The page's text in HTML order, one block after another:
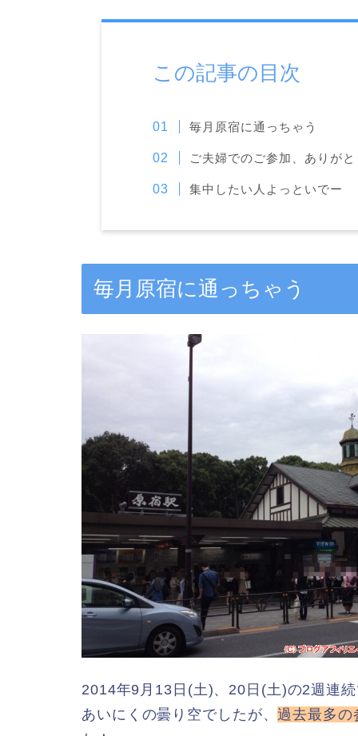
この記事の目次
毎月原宿に通っちゃう
ご夫婦でのご参加、ありが
集中したい人よっといでー
毎月原宿に通っちゃう
2014年9月13日(土)、20日(土)の2週連
あいにくの曇り空でしたが、過去最多の